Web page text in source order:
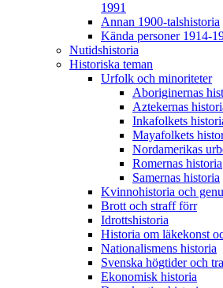
1991
Annan 1900-talshistoria
Kända personer 1914-
Nutidshistoria
Historiska teman
Urfolk och minoriteter
Aboriginernas
Aztekernas
Inkafolkets
Mayafolkets
Nordamerikas
Romernas historia
Samernas historia
Kvinnohistoria och
Brott och straff förr
Idrottshistoria
Historia om läkekonst
Nationalismens historia
Svenska högtider och
Ekonomisk historia